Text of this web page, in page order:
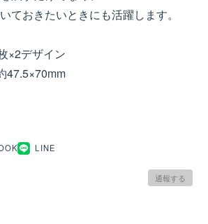
ておきたいときにも活躍します。
×2デザイン
47.5×70mm
LINE
通報する